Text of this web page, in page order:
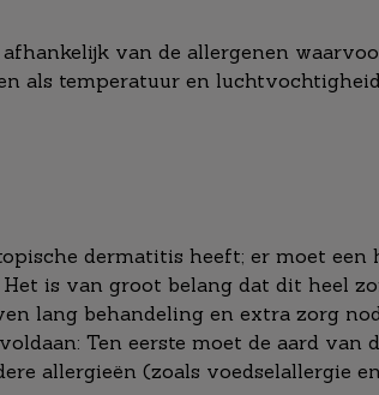
van de allergenen
als temperatuur en
dermatitis heeft; er moet een
is van groot belang dat dit heel
lang behandeling en extra zorg
Ten eerste moet de aard van
allergieën (zoals voedselallergie